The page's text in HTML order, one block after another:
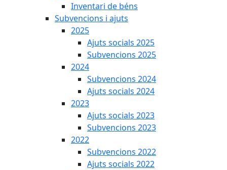
Inventari de béns
Subvencions i ajuts
2025
Ajuts socials 2025
Subvencions 2025
2024
Subvencions 2024
Ajuts socials 2024
2023
Ajuts socials 2023
Subvencions 2023
2022
Subvencions 2022
Ajuts socials 2022